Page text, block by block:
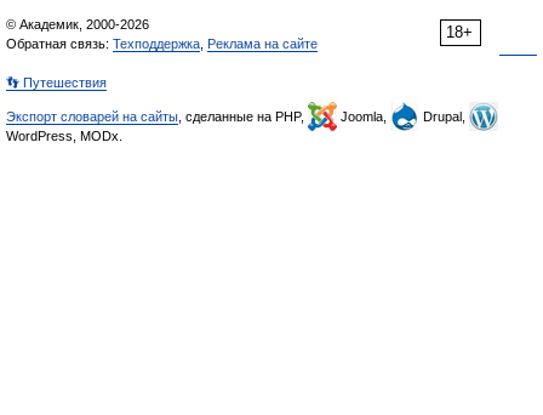
18+
© Академик, 2000-2026
Обратная связь: Техподдержка Реклама на сайте
👣 Путешествия
Экспорт словарей на сайты , сделанные на PHP, Joomla,
Drupal,
WordPress, MODx.